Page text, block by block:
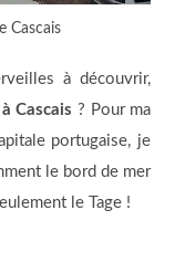
Cascais
à découvrir,
Cascais ? Pour ma
portugaise, je
le bord de mer
le Tage !